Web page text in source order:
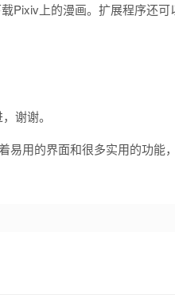
Pixiv上的漫画。扩展程序还
谢谢。
用的界面和很多实用的功能